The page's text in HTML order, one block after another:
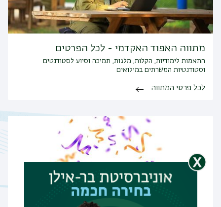
מתווה האפוד האקדמי - לכל הפרטים
התאמות לימודיות, הקלות, מלגות, תמיכה וסיוע לסטודנטים
וסטודנטיות המשרתים במילואים
לכל פרטי המתווה